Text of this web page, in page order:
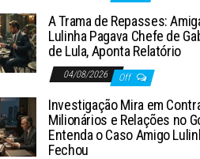
A Trama de Repasses:
Lulinha Pagava Chefe de
de Lula, Aponta Relatório
04/08/2026 Off
Investigação Mira em
Milionários e Relações no
Entenda o Caso Amigo
Fechou